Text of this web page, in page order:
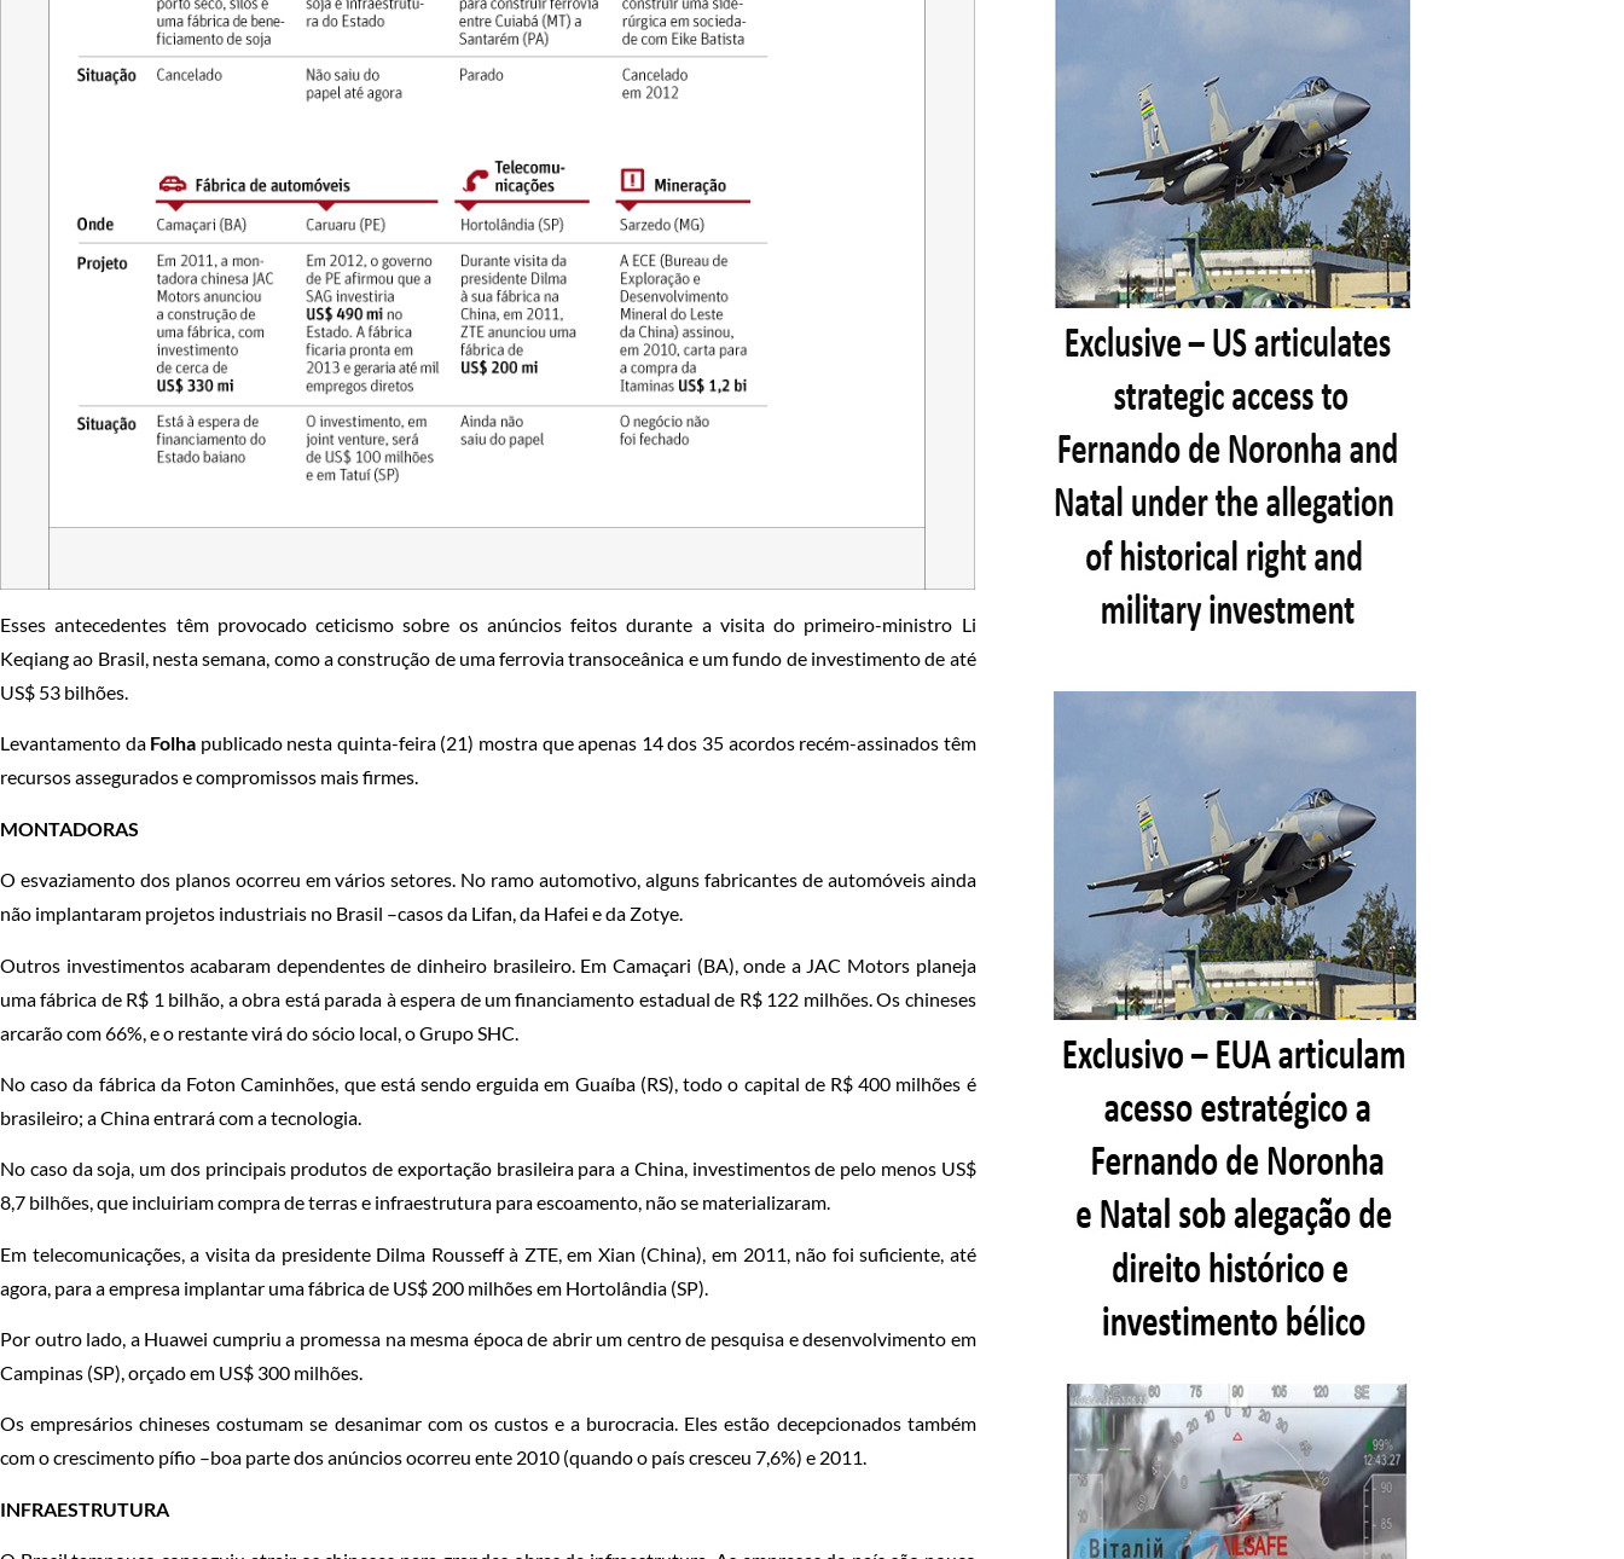
Esses antecedentes têm provocado ceticismo sobre os anúncios feitos durante a visita do primeiro-ministro Li
Keqiang ao Brasil, nesta semana, como a construção de uma ferrovia transoceânica e um fundo de investimento de até
US$ 53 bilhões.
Levantamento da Folha publicado nesta quinta-feira (21) mostra que apenas 14 dos 35 acordos recém-assinados têm
recursos assegurados e compromissos mais firmes.
MONTADORAS
O esvaziamento dos planos ocorreu em vários setores. No ramo automotivo, alguns fabricantes de automóveis ainda
não implantaram projetos industriais no Brasil –casos da Lifan, da Hafei e da Zotye.
Outros investimentos acabaram dependentes de dinheiro brasileiro. Em Camaçari (BA), onde a JAC Motors planeja
uma fábrica de R$ 1 bilhão, a obra está parada à espera de um financiamento estadual de R$ 122 milhões. Os chineses
arcarão com 66%, e o restante virá do sócio local, o Grupo SHC.
No caso da fábrica da Foton Caminhões, que está sendo erguida em Guaíba (RS), todo o capital de R$ 400 milhões é
brasileiro; a China entrará com a tecnologia.
No caso da soja, um dos principais produtos de exportação brasileira para a China, investimentos de pelo menos US$
8,7 bilhões, que incluiriam compra de terras e infraestrutura para escoamento, não se materializaram.
Em telecomunicações, a visita da presidente Dilma Rousseff à ZTE, em Xian (China), em 2011, não foi suficiente, até
agora, para a empresa implantar uma fábrica de US$ 200 milhões em Hortolândia (SP).
Por outro lado, a Huawei cumpriu a promessa na mesma época de abrir um centro de pesquisa e desenvolvimento em
Campinas (SP), orçado em US$ 300 milhões.
Os empresários chineses costumam se desanimar com os custos e a burocracia. Eles estão decepcionados também
com o crescimento pífio –boa parte dos anúncios ocorreu ente 2010 (quando o país cresceu 7,6%) e 2011.
INFRAESTRUTURA